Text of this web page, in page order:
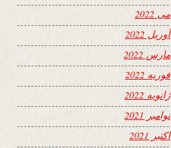
می 2022
آوریل 2022
مارس 2022
فوریه 2022
ژانویه 2022
نوامبر 2021
اکتبر 2021